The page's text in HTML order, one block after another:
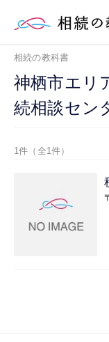
相続の教科書
神栖市エリ
続相談セン
1件（全1件）